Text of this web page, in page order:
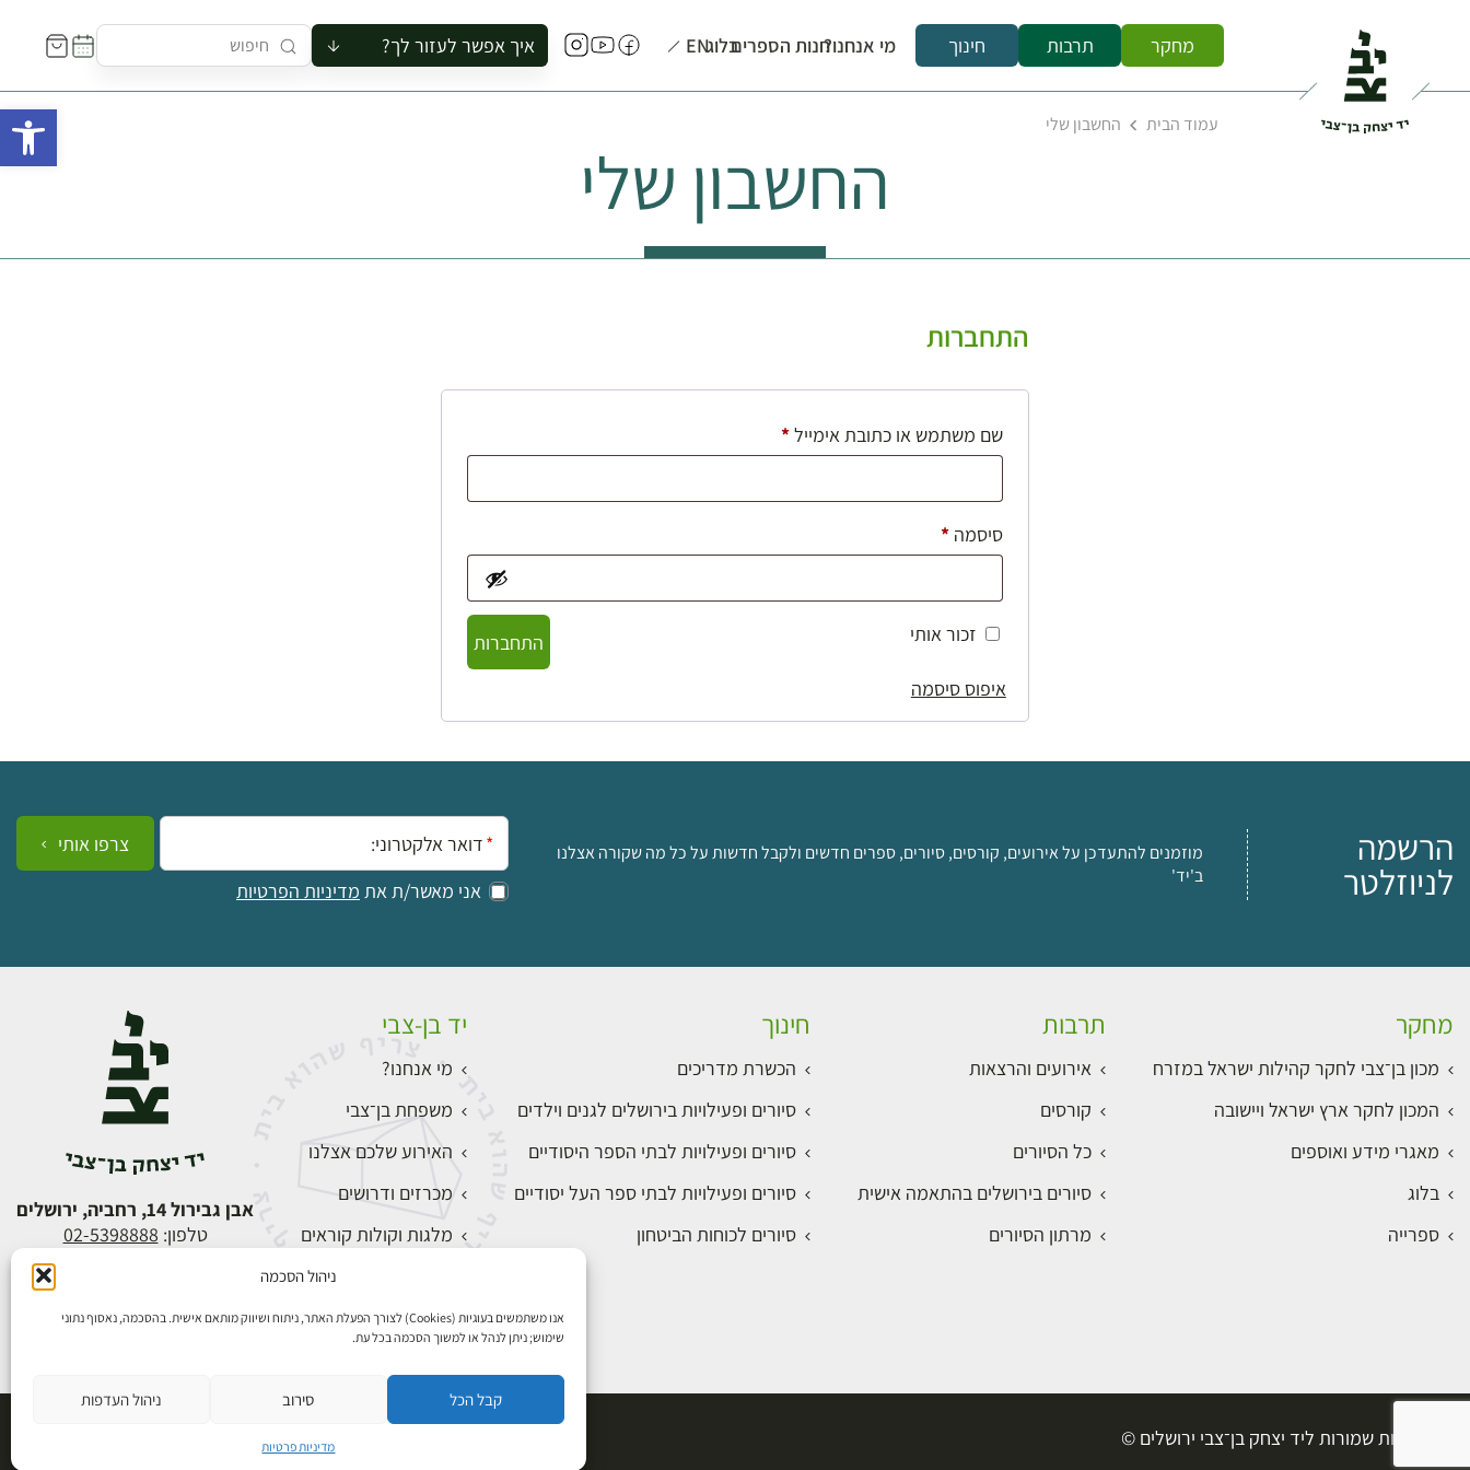
ניהול הסכמה
אנו משתמשים בעוגיות (Cookies) לצורך הפעלת האתר, ניתוח ושיווק מותאם אישית. בהסכמה, נאסוף נתוני
שימוש; ניתן לנהל או למשוך הסכמה בכל עת.
קבל הכל סירוב ניהול העדפות
מדיניות פרטיות
מחקר תרבות חינוך מי אנחנו?חנות הספריםבלוגEN איך אפשר לעזור לך?
להזמין סיור לקבוצה
לתאם ביקור בצריף
עמוד הבית החשבון שלי
החשבון שלי
התחברות
שם משתמש או כתובת אימייל*חובה
סיסמה*חובה
זכור אותי
התחברות
איפוס סיסמה
הרשמה
לניוזלטר
מוזמנים להתעדכן על אירועים, קורסים, סיורים, ספרים חדשים ולקבל חדשות על כל מה שקורה אצלנו
ב'יד'
אימייל:
אני מאשר/ת את מדיניות הפרטיות
צרפו אותי
מחקר
מכון בן־צבי לחקר קהילות ישראל במזרח
המכון לחקר ארץ ישראל ויישובה
מאגרי מידע ואוספים
בלוג
ספרייה
תרבות
אירועים והרצאות
קורסים
כל הסיורים
סיורים בירושלים בהתאמה אישית
מרתון הסיורים
חינוך
הכשרת מדריכים
סיורים ופעילויות בירושלים לגנים וילדים
סיורים ופעילויות לבתי הספר היסודיים
סיורים ופעילויות לבתי ספר העל יסודיים
סיורים לכוחות הביטחון
יד בן-צבי
מי אנחנו?
משפחת בן־צבי
האירוע שלכם אצלנו
מכרזים ודרושים
מלגות וקולות קוראים
התחברות
אבן גבירול 14, רחביה, ירושלים
טלפון: 02-5398888
כל הזכויות שמורות ליד יצחק בן־צבי ירושלים ©